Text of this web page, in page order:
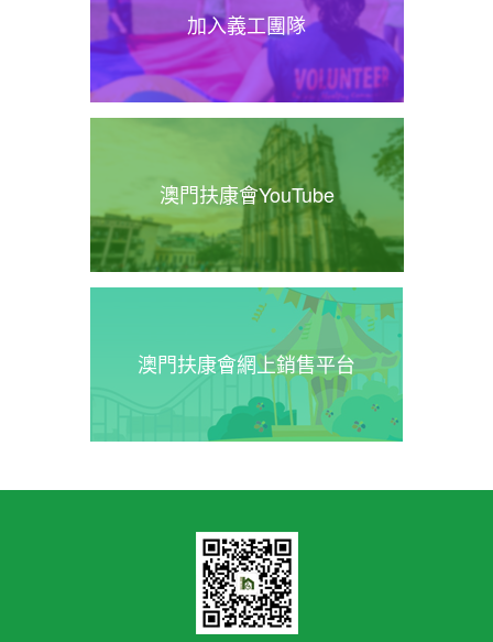
加入義工團隊
澳門扶康會YouTube
澳門扶康會網上銷售平台